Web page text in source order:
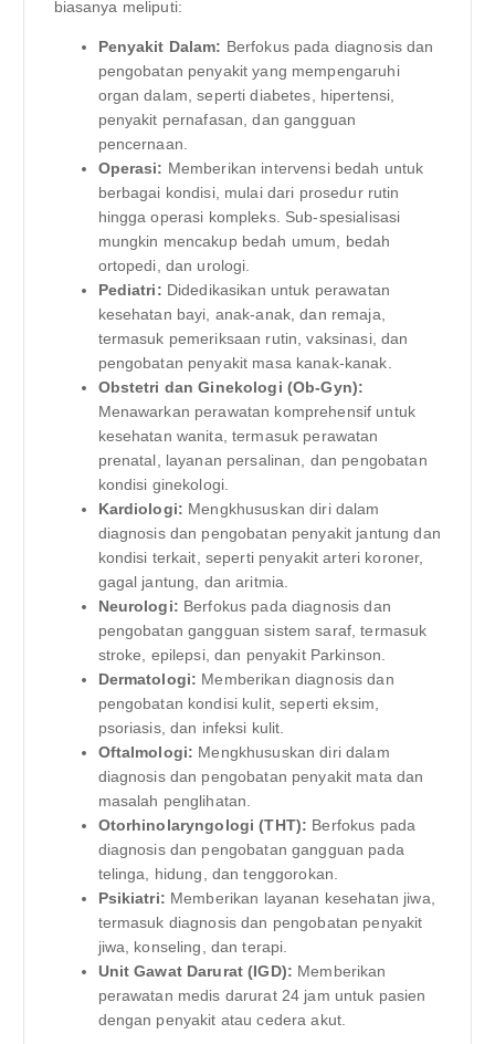
biasanya meliputi:
Penyakit Dalam: Berfokus pada diagnosis dan
pengobatan penyakit yang mempengaruhi
organ dalam, seperti diabetes, hipertensi,
penyakit pernafasan, dan gangguan
pencernaan.
Operasi: Memberikan intervensi bedah untuk
berbagai kondisi, mulai dari prosedur rutin
hingga operasi kompleks. Sub-spesialisasi
mungkin mencakup bedah umum, bedah
ortopedi, dan urologi.
Pediatri: Didedikasikan untuk perawatan
kesehatan bayi, anak-anak, dan remaja,
termasuk pemeriksaan rutin, vaksinasi, dan
pengobatan penyakit masa kanak-kanak.
Obstetri dan Ginekologi (Ob-Gyn):
Menawarkan perawatan komprehensif untuk
kesehatan wanita, termasuk perawatan
prenatal, layanan persalinan, dan pengobatan
kondisi ginekologi.
Kardiologi: Mengkhususkan diri dalam
diagnosis dan pengobatan penyakit jantung dan
kondisi terkait, seperti penyakit arteri koroner,
gagal jantung, dan aritmia.
Neurologi: Berfokus pada diagnosis dan
pengobatan gangguan sistem saraf, termasuk
stroke, epilepsi, dan penyakit Parkinson.
Dermatologi: Memberikan diagnosis dan
pengobatan kondisi kulit, seperti eksim,
psoriasis, dan infeksi kulit.
Oftalmologi: Mengkhususkan diri dalam
diagnosis dan pengobatan penyakit mata dan
masalah penglihatan.
Otorhinolaryngologi (THT): Berfokus pada
diagnosis dan pengobatan gangguan pada
telinga, hidung, dan tenggorokan.
Psikiatri: Memberikan layanan kesehatan jiwa,
termasuk diagnosis dan pengobatan penyakit
jiwa, konseling, dan terapi.
Unit Gawat Darurat (IGD): Memberikan
perawatan medis darurat 24 jam untuk pasien
dengan penyakit atau cedera akut.